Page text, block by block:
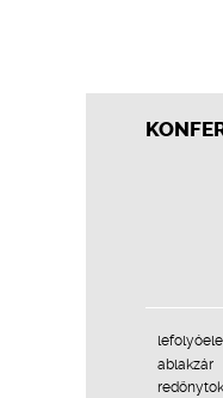
ablakzár
redőnytok